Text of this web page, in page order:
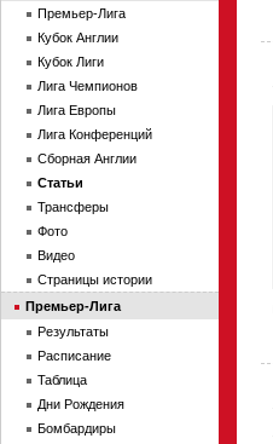
Премьер-Лига
Кубок Англии
Кубок Лиги
Лига Чемпионов
Лига Европы
Лига Конференций
Сборная Англии
Статьи
Трансферы
Фото
Видео
Страницы истории
Премьер-Лига
Результаты
Расписание
Таблица
Дни Рождения
Бомбардиры